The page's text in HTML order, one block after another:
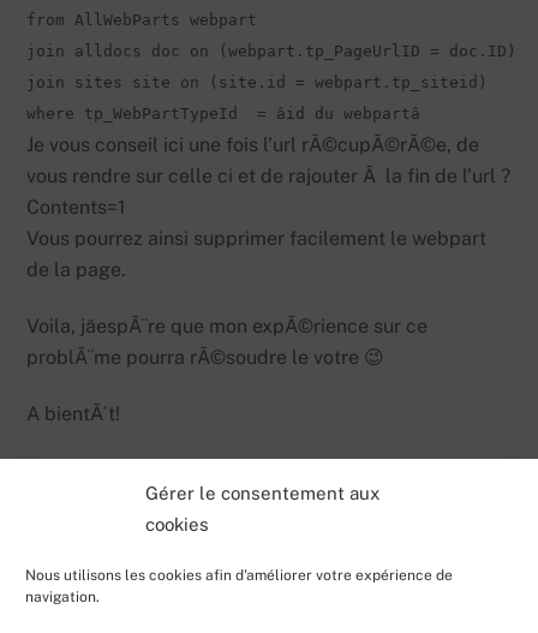
Gérer le consentement aux
cookies
Nous utilisons les cookies afin d'améliorer votre expérience de
navigation.
from AllWebParts webpart
join alldocs doc on (webpart.tp_PageUrlID = doc.ID)
join sites site on (site.id = webpart.tp_siteid)
where tp_WebPartTypeId  = âid du webpartâ
Je vous conseil ici une fois l’url rÃ©cupÃ©rÃ©e, de
vous rendre sur celle ci et de rajouter Ã la fin de l’url ?
Contents=1
Vous pourrez ainsi supprimer facilement le webpart
de la page.
Voila, jâespÃ¨re que mon expÃ©rience sur ce
problÃ¨me pourra rÃ©soudre le votre 😉
A bientÃ´t!